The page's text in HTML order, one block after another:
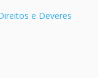
e Deveres